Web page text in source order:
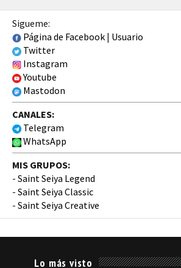
Sigueme:
Página de Facebook | Usuario
Twitter
Instagram
Youtube
Mastodon
CANALES:
Telegram
WhatsApp
MIS GRUPOS:
- Saint Seiya Legend
- Saint Seiya Classic
- Saint Seiya Creative
Lo más visto